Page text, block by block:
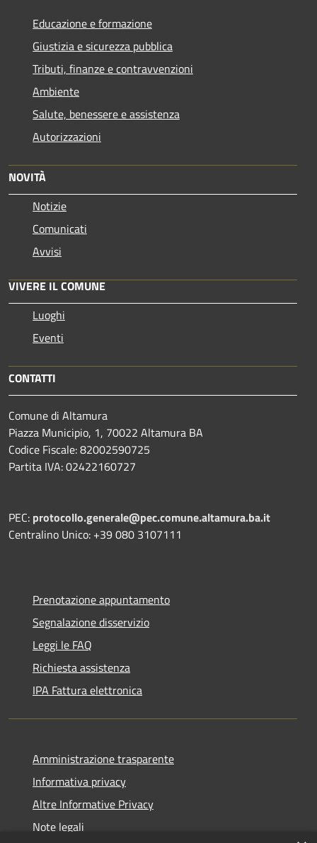
Educazione e formazione
Giustizia e sicurezza pubblica
Tributi, finanze e contravvenzioni
Ambiente
Salute, benessere e assistenza
Autorizzazioni
NOVITÀ
Notizie
Comunicati
Avvisi
VIVERE IL COMUNE
Luoghi
Eventi
CONTATTI
Comune di Altamura
Piazza Municipio, 1, 70022 Altamura BA
Codice Fiscale: 82002590725
Partita IVA: 02422160727
PEC: protocollo.generale@pec.comune.altamura.ba.it
Centralino Unico: +39 080 3107111
Prenotazione appuntamento
Segnalazione disservizio
Leggi le FAQ
Richiesta assistenza
IPA Fattura elettronica
Amministrazione trasparente
Informativa privacy
Altre Informative Privacy
Note legali